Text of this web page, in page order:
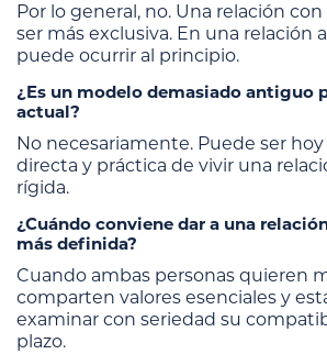
Por lo general, no. Una relación
ser más exclusiva. En una relación
puede ocurrir al principio.
¿Es un modelo demasiado antiguo
actual?
No necesariamente. Puede ser
directa y práctica de vivir una
rígida.
¿Cuándo conviene dar a una
más definida?
Cuando ambas personas quieren
comparten valores esenciales y
examinar con seriedad su
plazo.